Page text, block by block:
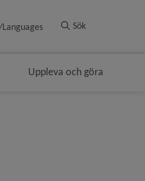
Sök
Uppleva och göra